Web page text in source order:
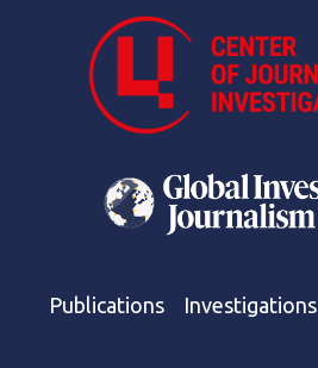
Publications Investigations